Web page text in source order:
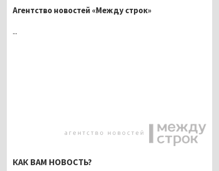
Агентство новостей «Между строк»
...
КАК ВАМ НОВОСТЬ?